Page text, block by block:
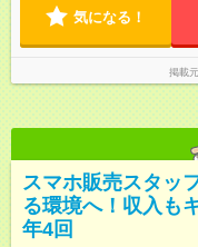
(2)0︓30～6︓30
気になる！
掲載
スマホ販売スタッ
る環境へ！収入も
年4回